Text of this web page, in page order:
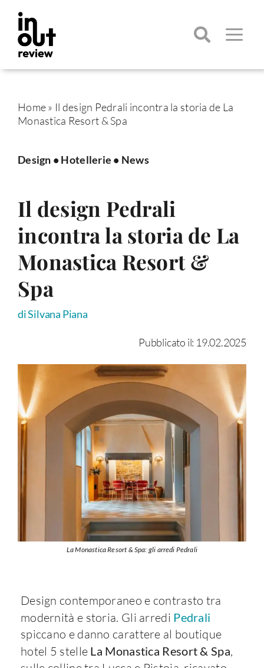
contenuto
Toggle
per:
Home» Il design Pedrali incontra la storia de La
Monastica Resort & Spa
Design • Hotellerie • News
Il design Pedrali
incontra la storia de La
Monastica Resort &
Spa
di Silvana Piana
Pubblicato il: 19.02.2025
La Monastica Resort & Spa: gli arredi Pedrali
Design contemporaneo e contrasto tra
modernità e storia. Gli arredi Pedrali
spiccano e danno carattere al boutique
hotel 5 stelle La Monastica Resort & Spa,